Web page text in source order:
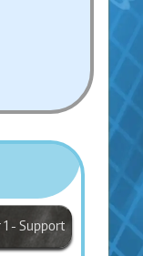
1 - Support